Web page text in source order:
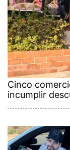
Cinco
incumplir